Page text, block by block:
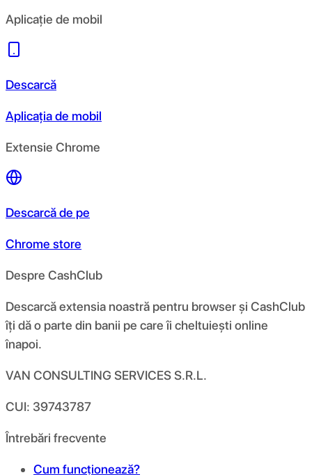
Aplicație de mobil
Descarcă
Aplicația de mobil
Extensie Chrome
Descarcă de pe
Chrome store
Despre CashClub
Descarcă extensia noastră pentru browser și CashClub
îți dă o parte din banii pe care îi cheltuiești online
înapoi.
VAN CONSULTING SERVICES S.R.L.
CUI: 39743787
Întrebări frecvente
Cum funcționează?